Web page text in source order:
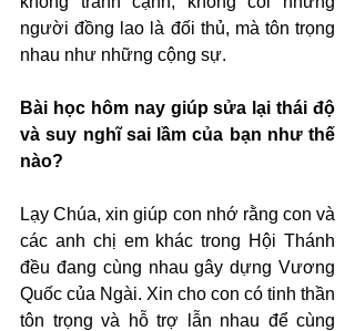
người đồng lao là đối thủ, mà tôn trọng
nhau như những cộng sự.
Bài học hôm nay giúp sửa lại thái độ
và suy nghĩ sai lầm của bạn như thế
nào?
Lạy Chúa, xin giúp con nhớ rằng con và
các anh chị em khác trong Hội Thánh
đều đang cùng nhau gây dựng Vương
Quốc của Ngài. Xin cho con có tinh thần
tôn trọng và hỗ trợ lẫn nhau để cùng